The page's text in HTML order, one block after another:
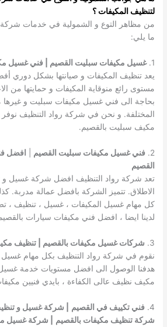
لتنظيف المكيفات ؟
من مظاهر التوع و الشمولية في خدمات شركة
ما يلي:
1. غسيل مكيفات سبليت القصيم | فني غسيل
يعد تنظيف المكيفات و صيانتها بشكل دوري
مستوى رائع منوقاية المكيفات و حمايتها من
بحاجة الى فني غسيل مكيفات سبليت و غيرها
المختلفة. و نحن في شركة رواد التنظيف
مكيف سبليت بالقصيم.
2. فني غسيل مكيفات سبليت القصيم
افضل
القصيم
تعد شركة رواد التنظيف افضل شركة غسيل
الاطلاق. تتميز الشركة بافضل عمالة مدربة.
كل مهام غسيل المكيفات ، غسيل ، تنظيف ،
لدينا ايضا ، افضل فني مكيفات سيارات
3.
شركات غسيل مكيفات بالقصيم | تنظيف
نقوم في شركة رواد التنظيف بكل مهام غسيل
هدفنا الوصول الى افضل مستويات خدمة
مكيف نظيف عالى الكفاءة ، بايدي فنيين
4. فني تكييف في القصيم
| شركة غسيل و
شركة تنظيف مكيفات بالقصيم
| شركة غسيل